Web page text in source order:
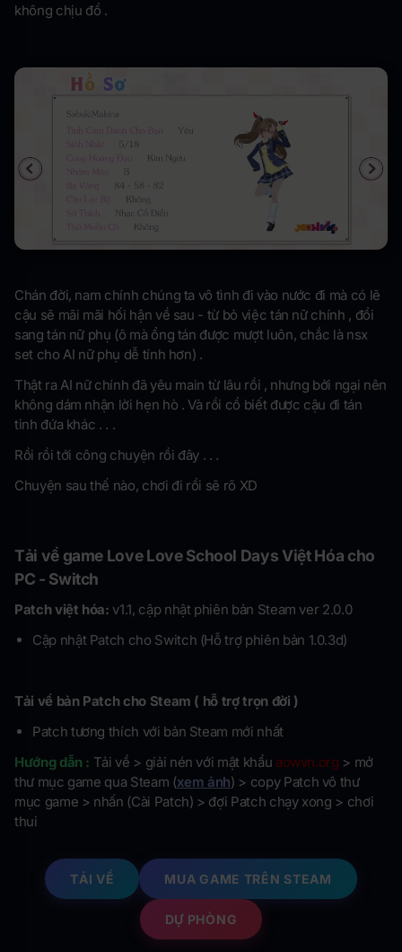
không chịu đổ .
Chán đời, nam chính chúng ta vô tình đi vào nước đi mà có lẽ
cậu sẽ mãi mãi hối hận về sau - từ bỏ việc tán nữ chính , đổi
sang tán nữ phụ (ô mà ổng tán được mượt luôn, chắc là nsx
set cho AI nữ phụ dễ tính hơn) .
Thật ra AI nữ chính đã yêu main từ lâu rồi , nhưng bởi ngại nên
không dám nhận lời hẹn hò . Và rồi cổ biết được cậu đi tán
tỉnh đứa khác . . .
Rồi rồi tới công chuyện rồi đây . . .
Chuyện sau thế nào, chơi đi rồi sẽ rõ XD
Tải về game Love Love School Days Việt Hóa cho
PC - Switch
Patch việt hóa: v1.1, cập nhật phiên bản Steam ver 2.0.0
Cập nhật Patch cho Switch (Hỗ trợ phiên bản 1.0.3d)
Tải về bản Patch cho Steam ( hỗ trợ trọn đời )
Patch tương thích với bản Steam mới nhất
Hướng dẫn : Tải về > giải nén với mật khẩu aowvn.org > mở
thư mục game qua Steam (xem ảnh) > copy Patch vô thư
mục game > nhấn (Cài Patch) > đợi Patch chạy xong > chơi
thui
TẢI VỀ MUA GAME TRÊN STEAM
DỰ PHÒNG